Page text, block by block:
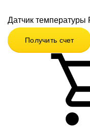
Датчик температуры
Получить счет